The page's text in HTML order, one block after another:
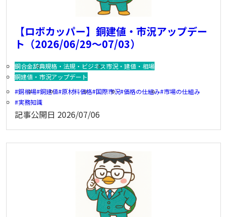
【ロボカッパー】銅建値・市況アップデー
ト（2026/06/29～07/03）
銅合金辞典規格・法規・ビジネス市況・建値・相場
銅建値・市況アップデート
銅相場 銅建値 原材料価格 国際市況 価格の仕組み 市場の仕組み
実務知識
記事公開日 2026/07/06